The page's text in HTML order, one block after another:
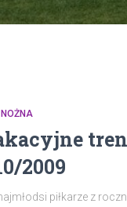
2009
piłkarze z